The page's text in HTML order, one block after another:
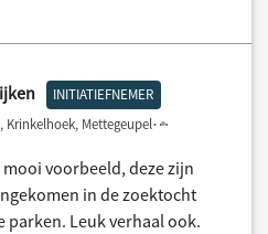
INITIATIEFNEMER
Krinkelhoek, Mettegeupel
mooi voorbeeld, deze zijn
in de zoektocht
parken. Leuk verhaal ook.